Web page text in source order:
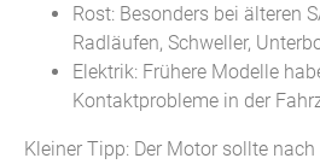
Rost: Besonders bei älteren
Radläufen, Schweller,
Elektrik: Frühere Modelle
Kontaktprobleme in der
Kleiner Tipp: Der Motor sollte